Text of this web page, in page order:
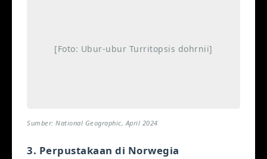
[Foto: Ubur-ubur Turritopsis dohrnii]
Sumber: National Geographic, April 2024
3. Perpustakaan di Norwegia